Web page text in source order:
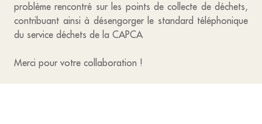
problème rencontré sur les points de collecte de déchets,
contribuant ainsi à désengorger le standard téléphonique
du service déchets de la CAPCA
Merci pour votre collaboration !